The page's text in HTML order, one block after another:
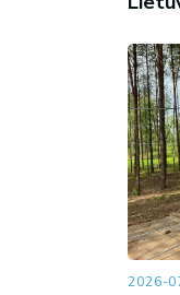
2026-